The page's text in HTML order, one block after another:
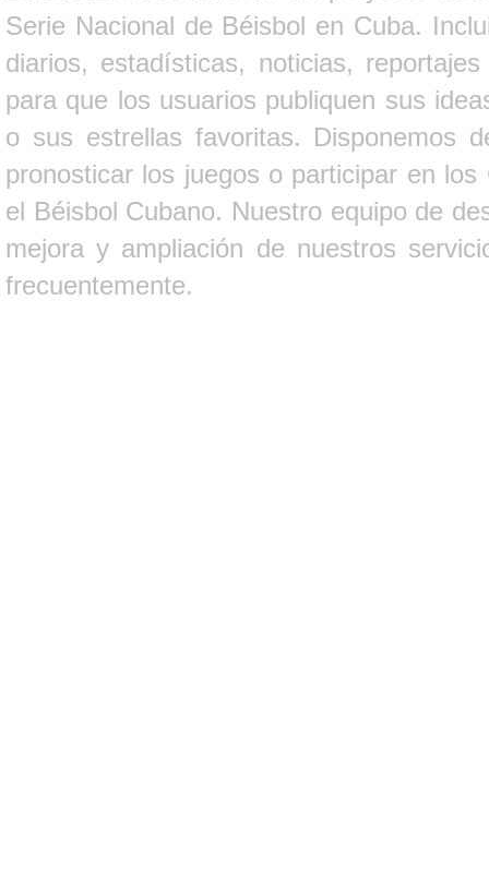
Serie Nacional de Béisbol en Cuba.
diarios, estadísticas, noticias,
para que los usuarios publiquen sus
o sus estrellas favoritas. Disponemos
pronosticar los juegos o participar en
el Béisbol Cubano. Nuestro equipo de
mejora y ampliación de nuestros
frecuentemente.